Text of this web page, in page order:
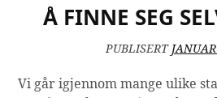
Å FINNE SEG
PUBLISERT
Vi går igjennom mange ulike